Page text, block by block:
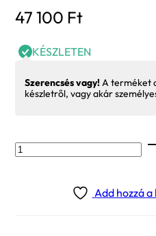
47 100 Ft
KÉSZLETEN
Szerencsés vagy!A terméket
készletről, vagy akár
Verto
KOM3S
Add hozzá